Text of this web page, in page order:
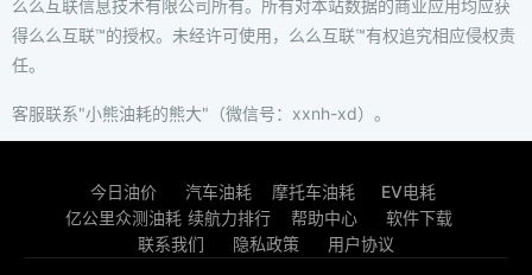
么么互联信息技术有限公司所有。所有对本站数据的商业应用均应获
得么么互联™的授权。未经许可使用，么么互联™有权追究相应侵权责
任。
客服联系"小熊油耗的熊大"（微信号：xxnh-xd）。
今日油价 汽车油耗 摩托车油耗
EV电耗
亿公里众测油耗 续航力排行 帮助中心
软件下载
联系我们
隐私政策 用户协议